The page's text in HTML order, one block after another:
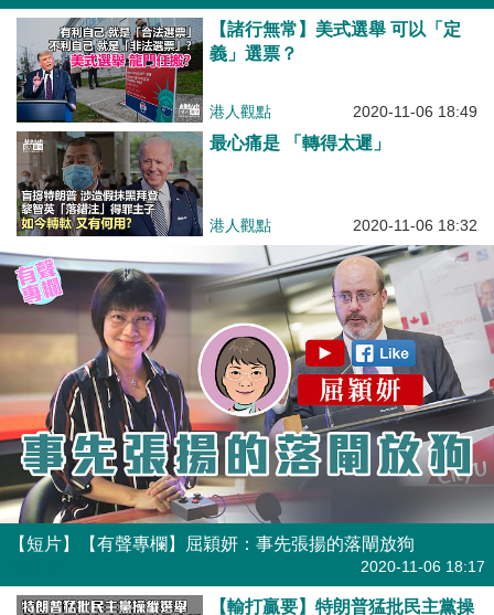
【諸行無常】美式選舉 可以「定
義」選票？
港人觀點 2020-11-06 18:49
最心痛是 「轉得太遲」
港人觀點 2020-11-06 18:32
【短片】【有聲專欄】屈穎妍：事先張揚的落閘放狗
2020-11-06 18:17
【輸打贏要】特朗普猛批民主黨操